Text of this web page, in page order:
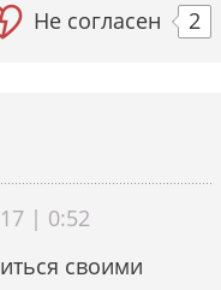
Не согласен 2
| 0:52
своими